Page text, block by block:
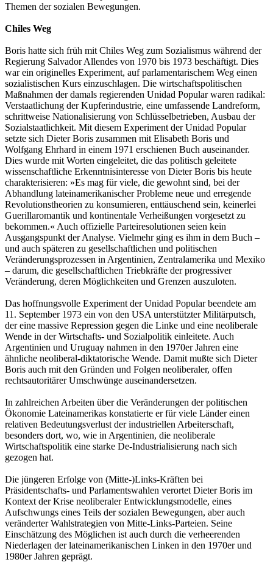
Themen der sozialen Bewegungen.
Chiles Weg
Boris hatte sich früh mit Chiles Weg zum Sozialismus während der
Regierung Salvador Allendes von 1970 bis 1973 beschäftigt. Dies
war ein originelles Experiment, auf parlamentarischem Weg einen
sozialistischen Kurs einzuschlagen. Die wirtschaftspolitischen
Maßnahmen der damals regierenden Unidad Popular waren radikal:
Verstaatlichung der Kupferindustrie, eine umfassende Landreform,
schrittweise Nationalisierung von Schlüsselbetrieben, Ausbau der
Sozialstaatlichkeit. Mit diesem Experiment der Unidad Popular
setzte sich Dieter Boris zusammen mit Elisabeth Boris und
Wolfgang Ehrhard in einem 1971 erschienen Buch auseinander.
Dies wurde mit Worten eingeleitet, die das politisch geleitete
wissenschaftliche Erkenntnisinteresse von Dieter Boris bis heute
charakterisieren: »Es mag für viele, die gewohnt sind, bei der
Abhandlung lateinamerikanischer Probleme neue und erregende
Revolutionstheorien zu konsumieren, enttäuschend sein, keinerlei
Guerillaromantik und kontinentale Verheißungen vorgesetzt zu
bekommen.« Auch offizielle Parteiresolutionen seien kein
Ausgangspunkt der Analyse. Vielmehr ging es ihm in dem Buch –
und auch späteren zu gesellschaftlichen und politischen
Veränderungsprozessen in Argentinien, Zentralamerika und Mexiko
– darum, die gesellschaftlichen Triebkräfte der progressiver
Veränderung, deren Möglichkeiten und Grenzen auszuloten.
Das hoffnungsvolle Experiment der Unidad Popular beendete am
11. September 1973 ein von den USA unterstützter Militärputsch,
der eine massive Repression gegen die Linke und eine neoliberale
Wende in der Wirtschafts- und Sozialpolitik einleitete. Auch
Argentinien und Uruguay nahmen in den 1970er Jahren eine
ähnliche neoliberal-diktatorische Wende. Damit mußte sich Dieter
Boris auch mit den Gründen und Folgen neoliberaler, offen
rechtsautoritärer Umschwünge auseinandersetzen.
In zahlreichen Arbeiten über die Veränderungen der politischen
Ökonomie Lateinamerikas konstatierte er für viele Länder einen
relativen Bedeutungsverlust der industriellen Arbeiterschaft,
besonders dort, wo, wie in Argentinien, die neoliberale
Wirtschaftspolitik eine starke De-Industrialisierung nach sich
gezogen hat.
Die jüngeren Erfolge von (Mitte-)Links-Kräften bei
Präsidentschafts- und Parlamentswahlen verortet Dieter Boris im
Kontext der Krise neoliberaler Entwicklungsmodelle, eines
Aufschwungs eines Teils der sozialen Bewegungen, aber auch
veränderter Wahlstrategien von Mitte-Links-Parteien. Seine
Einschätzung des Möglichen ist auch durch die verheerenden
Niederlagen der lateinamerikanischen Linken in den 1970er und
1980er Jahren geprägt.